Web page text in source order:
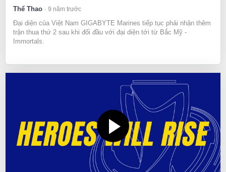
Thể Thao 9 năm trước
Đại diện của Việt Nam GIGABYTE Marines tiếp tục phải nhận thêm
trận thua thứ 2 sau khi đối đầu với đại diện tới từ Bắc Mỹ -
Immortals.